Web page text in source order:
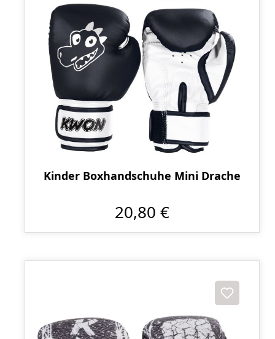
Kinder Boxhandschuhe Mini Drache
20,80 €